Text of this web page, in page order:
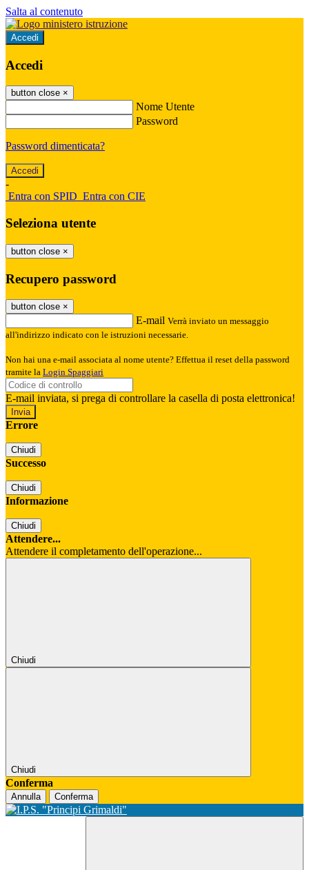
Salta al contenuto
Accedi
Accedi
button close ×
Nome Utente
Password
Password dimenticata?
-
Entra con SPID Entra con CIE
Seleziona utente
button close ×
Recupero password
button close ×
E-mail Verrà inviato un messaggio
all'indirizzo indicato con le istruzioni necessarie.
Non hai una e-mail associata al nome utente? Effettua il reset della password
tramite la Login Spaggiari
E-mail inviata, si prega di controllare la casella di posta elettronica!
Errore
Chiudi
Successo
Chiudi
Informazione
Chiudi
Attendere...
Attendere il completamento dell'operazione...
Chiudi
Chiudi
Conferma
Annulla Conferma